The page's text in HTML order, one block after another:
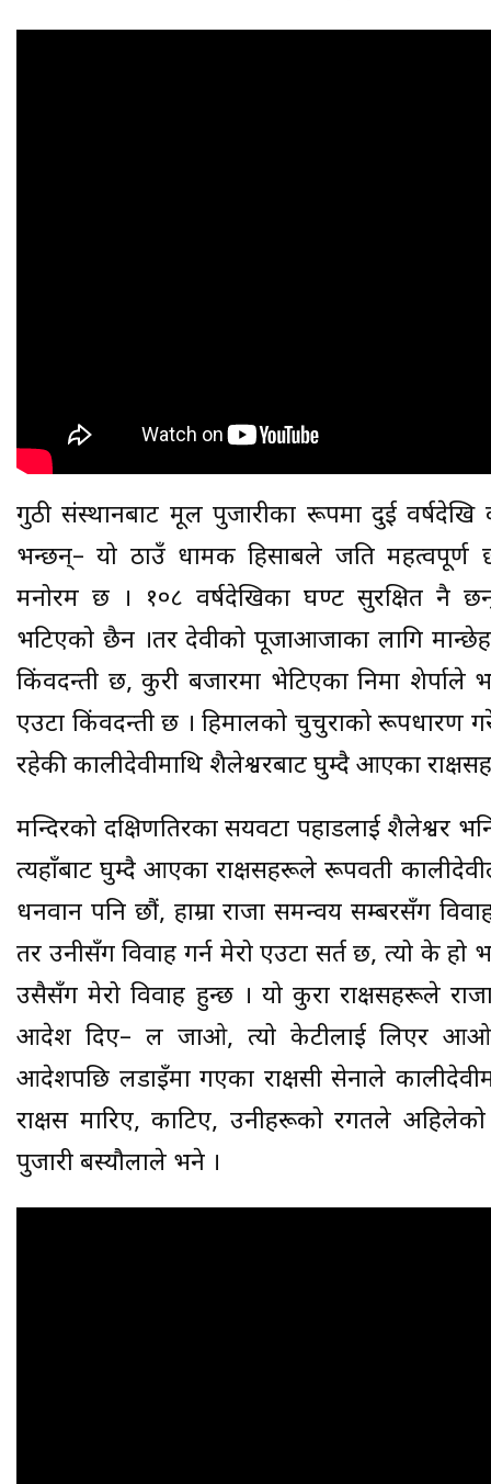
गुठी संस्थानबाट मूल पुजारीका रूपमा दुई वर्षदेखि
भन्छन्– यो ठाउँ धार्मिक हिसाबले जति महत्वपूर्ण
मनोरम छ । १०८ वर्षदेखिका घण्ट सुरक्षित नै
भटिएको छैन ।तर देवीको पूजाआजाका लागि
किंवदन्ती छ, कुरी बजारमा भेटिएका निमा शेर्पाले
एउटा किंवदन्ती छ । हिमालको चुचुराको रूपधारण
रहेकी कालीदेवीमाथि शैलेश्वरबाट घुम्दै आएका
मन्दिरको दक्षिणतिरका सयवटा पहाडलाई शैलेश्वर
त्यहाँबाट घुम्दै आएका राक्षसहरूले रूपवती
धनवान पनि छौं, हाम्रा राजा समन्वय सम्बरसँग
तर उनीसँग विवाह गर्न मेरो एउटा सर्त छ, त्यो के
उसैसँग मेरो विवाह हुन्छ । यो कुरा राक्षसहरूले
आदेश दिए– ल जाओ, त्यो केटीलाई लिएर आओ
आदेशपछि लडाइँमा गएका राक्षसी सेनाले
राक्षस मारिए, काटिए, उनीहरूको रगतले
पुजारी बस्यौलाले भने ।